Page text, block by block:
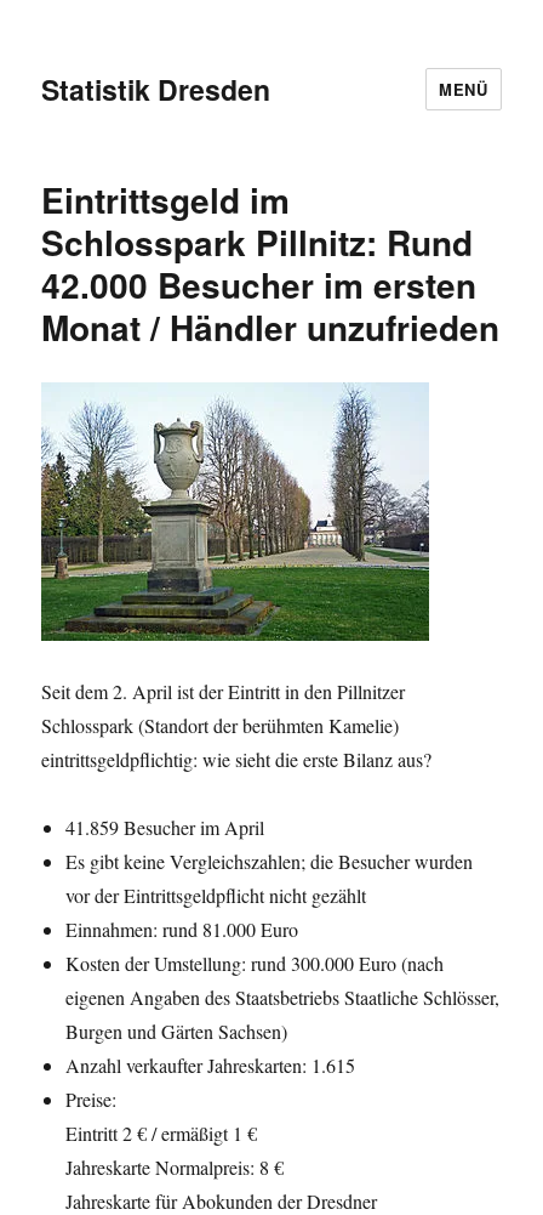
Statistik Dresden MENÜ
Eintrittsgeld im
Schlosspark Pillnitz: Rund
42.000 Besucher im ersten
Monat / Händler unzufrieden
Seit dem 2. April ist der Eintritt in den Pillnitzer
Schlosspark (Standort der berühmten Kamelie)
eintrittsgeldpflichtig: wie sieht die erste Bilanz aus?
41.859 Besucher im April
Es gibt keine Vergleichszahlen; die Besucher wurden
vor der Eintrittsgeldpflicht nicht gezählt
Einnahmen: rund 81.000 Euro
Kosten der Umstellung: rund 300.000 Euro (nach
eigenen Angaben des Staatsbetriebs Staatliche Schlösser,
Burgen und Gärten Sachsen)
Anzahl verkaufter Jahreskarten: 1.615
Preise:
Eintritt 2 € / ermäßigt 1 €
Jahreskarte Normalpreis: 8 €
Jahreskarte für Abokunden der Dresdner